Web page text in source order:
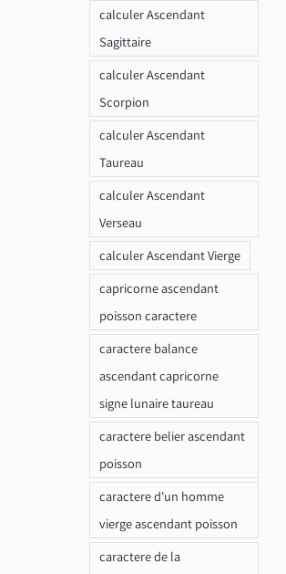
calculer Ascendant
Sagittaire
calculer Ascendant
Scorpion
calculer Ascendant
Taureau
calculer Ascendant
Verseau
calculer Ascendant Vierge
capricorne ascendant
poisson caractere
caractere balance
ascendant capricorne
signe lunaire taureau
caractere belier ascendant
poisson
caractere d'un homme
vierge ascendant poisson
caractere de la